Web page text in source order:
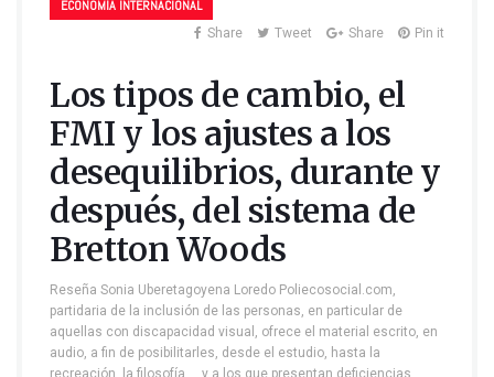
ECONOMÍA INTERNACIONAL
Share Tweet Share Pin it
Los tipos de cambio, el
FMI y los ajustes a los
desequilibrios, durante y
después, del sistema de
Bretton Woods
Reseña Sonia Uberetagoyena Loredo Poliecosocial.com,
partidaria de la inclusión de las personas, en particular de
aquellas con discapacidad visual, ofrece el material escrito, en
audio, a fin de posibilitarles, desde el estudio, hasta la
recreación, la filosofía,… y a los que presentan deficiencias